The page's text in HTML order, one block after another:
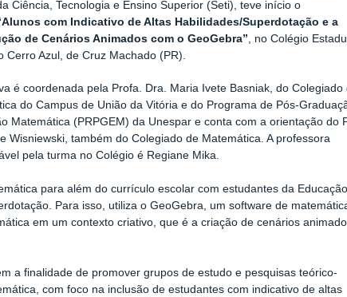
Ciência, Tecnologia e Ensino Superior (Seti), teve início o
com Indicativo de Altas Habilidades/Superdotação e a
de Cenários Animados com o GeoGebra” , no Colégio
Cerro Azul, de Cruz Machado (PR).
é coordenada pela Profa. Dra. Maria Ivete Basniak, do Colegiado
do Campus de União da Vitória e do Programa de Pós-
Matemática (PRPGEM) da Unespar e conta com a orientação do
Wisniewski, também do Colegiado de Matemática. A professora
pela turma no Colégio é Regiane Mika.
para além do currículo escolar com estudantes da Educação
Para isso, utiliza o GeoGebra, um software de
em um contexto criativo, que é a criação de cenários
a finalidade de promover grupos de estudo e pesquisas teórico-
com foco na inclusão de estudantes com indicativo de altas